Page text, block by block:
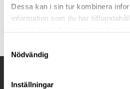
Dessa kan i sin tur kombinera
information som du har
Nödvändig
Inställningar